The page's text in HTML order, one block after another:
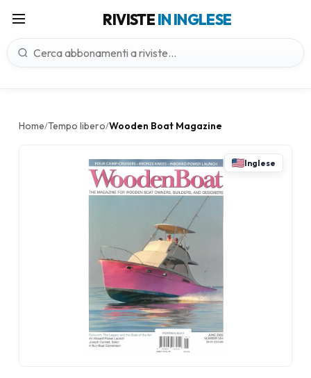
RIVISTEIN INGLESE
Home/Tempo libero/Wooden Boat Magazine
Inglese